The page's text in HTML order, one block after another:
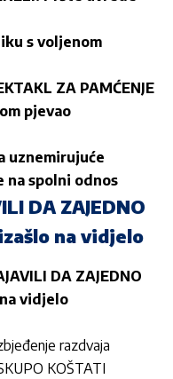
s voljenom
ZA PAMĆENJE
pjevao
uznemirujuće
na spolni odnos
DA ZAJEDNO
na vidjelo
DA ZAJEDNO
vidjelo
razdvaja
KOŠTATI